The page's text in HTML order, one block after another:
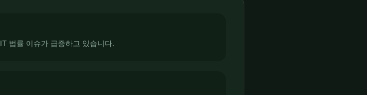
법률 이슈가 급증하고 있습니다.